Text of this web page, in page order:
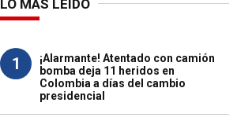
LO MÁS LEÍDO
1
¡Alarmante! Atentado con camión
bomba deja 11 heridos en
Colombia a días del cambio
presidencial